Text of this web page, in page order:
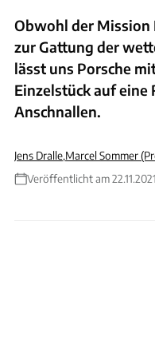
Obwohl der Mission
zur Gattung der
lässt uns Porsche
Einzelstück auf eine
Anschnallen.
Jens Dralle,Marcel Sommer
Veröffentlicht am 22.11.2021